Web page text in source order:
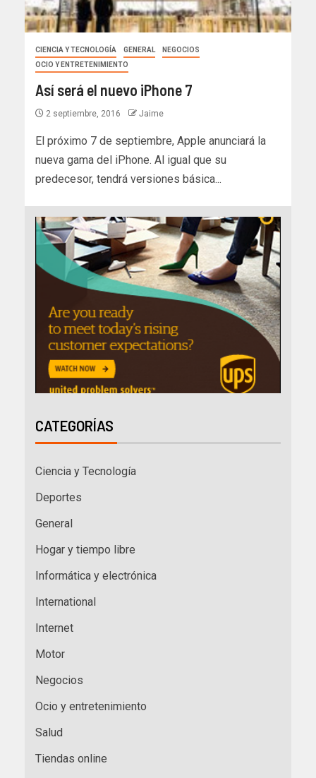
CIENCIA Y TECNOLOGÍA GENERAL
NEGOCIOS
OCIO Y ENTRETENIMIENTO
Así será el nuevo iPhone 7
2 septiembre, 2016 Jaime
El próximo 7 de septiembre, Apple anunciará la
nueva gama del iPhone. Al igual que su
predecesor, tendrá versiones básica...
CATEGORÍAS
Ciencia y Tecnología
Deportes
General
Hogar y tiempo libre
Informática y electrónica
International
Internet
Motor
Negocios
Ocio y entretenimiento
Salud
Tiendas online